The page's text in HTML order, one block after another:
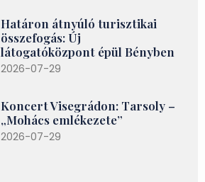
Határon átnyúló turisztikai
összefogás: Új
látogatóközpont épül Bényben
2026-07-29
Koncert Visegrádon: Tarsoly –
„Mohács emlékezete”
2026-07-29